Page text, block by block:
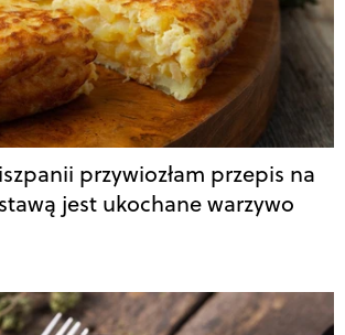
przywiozłam przepis na
jest ukochane warzywo